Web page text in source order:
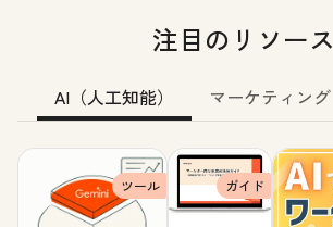
注目のリソース
AI（人工知能） マーケティング
ツール ガイド